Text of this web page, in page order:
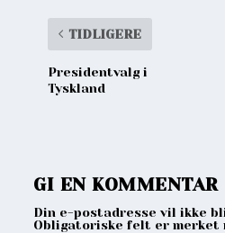
TIDLIGERE
Presidentvalg i
Tyskland
GI EN KOMMENTAR
Din e-postadresse vil ikke
Obligatoriske felt er merket